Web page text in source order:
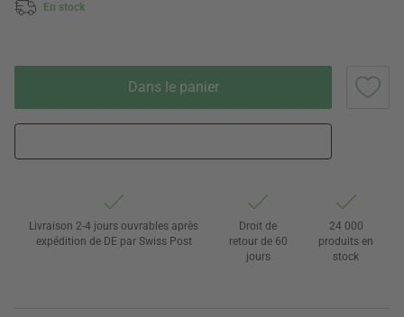
En stock
Dans le panier
Livraison 2-4 jours ouvrables après
expédition de DE par Swiss Post
Droit de
retour de 60
jours
24 000
produits en
stock